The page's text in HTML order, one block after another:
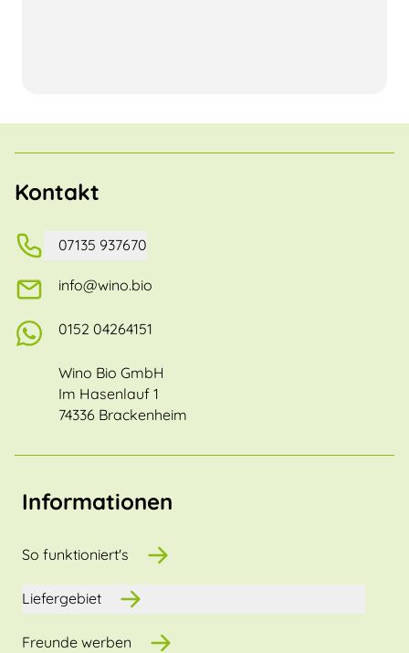
Kontakt
07135 937670
info@wino.bio
0152 04264151
Wino Bio GmbH
Im Hasenlauf 1
74336 Brackenheim
Informationen
So funktioniert's
Liefergebiet
Freunde werben